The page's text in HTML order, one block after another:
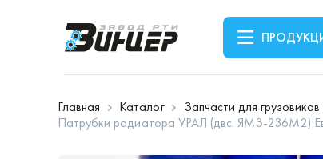
Главная Каталог Запчасти для
Патрубки радиатора УРАЛ (двс. ЯМЗ-236М2)